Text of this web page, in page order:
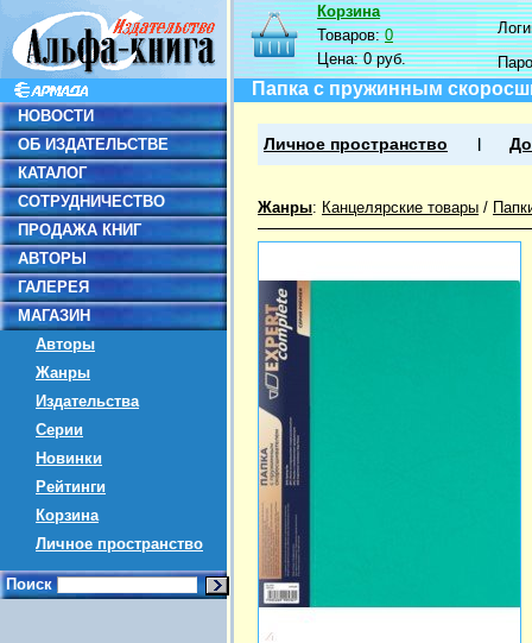
НОВОСТИ
ОБ ИЗДАТЕЛЬСТВЕ
КАТАЛОГ
СОТРУДНИЧЕСТВО
ПРОДАЖА КНИГ
АВТОРЫ
ГАЛЕРЕЯ
МАГАЗИН
Авторы
Жанры
Издательства
Серии
Новинки
Рейтинги
Корзина
Личное пространство
Поиск
Корзина
Товаров:0
Цена:0 руб.
Папка с пружинным
Личное пространство
Жанры: Канцелярские товары /